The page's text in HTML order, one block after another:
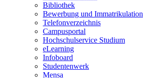
Bibliothek
Bewerbung und Immatrikulation
Telefonverzeichnis
Campusportal
Hochschulservice Studium
eLearning
Infoboard
Studentenwerk
Mensa